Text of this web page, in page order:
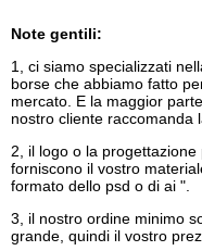
Note gentili:
1, ci siamo specializzati
borse che abbiamo fatto
mercato. E la maggior
nostro cliente raccomanda
2, il logo o la
forniscono il vostro
formato dello psd o di ai ".
3, il nostro ordine minimo
grande, quindi il vostro